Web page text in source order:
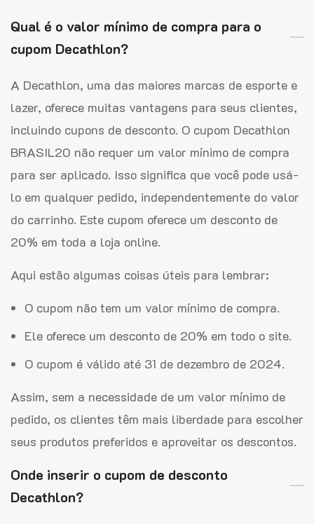
Qual é o valor mínimo de compra para o
cupom Decathlon?
A Decathlon, uma das maiores marcas de esporte e
lazer, oferece muitas vantagens para seus clientes,
incluindo cupons de desconto. O cupom Decathlon
BRASIL20 não requer um valor mínimo de compra
para ser aplicado. Isso significa que você pode usá-
lo em qualquer pedido, independentemente do valor
do carrinho. Este cupom oferece um desconto de
20% em toda a loja online.
Aqui estão algumas coisas úteis para lembrar:
O cupom não tem um valor mínimo de compra.
Ele oferece um desconto de 20% em todo o site.
O cupom é válido até 31 de dezembro de 2024.
Assim, sem a necessidade de um valor mínimo de
pedido, os clientes têm mais liberdade para escolher
seus produtos preferidos e aproveitar os descontos.
Onde inserir o cupom de desconto
Decathlon?